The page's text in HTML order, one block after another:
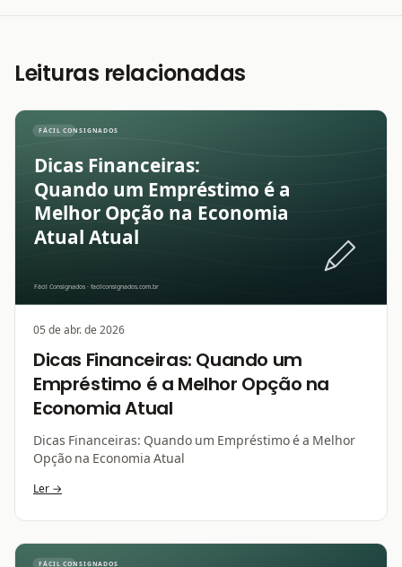
Leituras relacionadas
05 de abr. de 2026
Dicas Financeiras: Quando um
Empréstimo é a Melhor Opção na
Economia Atual
Dicas Financeiras: Quando um Empréstimo é a Melhor
Opção na Economia Atual
Ler →